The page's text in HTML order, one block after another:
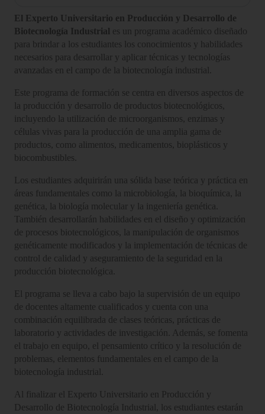
El Experto Universitario en Producción y Desarrollo de
Biotecnología Industrial es un programa académico diseñado
para brindar a los estudiantes los conocimientos y habilidades
necesarios para desarrollar y aplicar técnicas y tecnologías
avanzadas en el campo de la biotecnología industrial.
Este programa de formación se centra en diversos aspectos de
la producción y desarrollo de productos biotecnológicos,
incluyendo la utilización de microorganismos, enzimas y
células vivas para la producción de una amplia gama de
productos, como alimentos, medicamentos, bioplásticos y
biocombustibles.
Los estudiantes adquirirán una sólida base teórica y práctica en
áreas fundamentales como la microbiología, la bioquímica, la
genética, la biología molecular y la ingeniería genética.
También desarrollarán habilidades en el diseño y optimización
de procesos biotecnológicos, la manipulación de organismos
genéticamente modificados y la implementación de técnicas de
control de calidad y aseguramiento de la seguridad en la
producción biotecnológica.
El programa se lleva a cabo bajo la supervisión de un equipo
de docentes altamente cualificados y cuenta con una
combinación equilibrada de clases teóricas, prácticas de
laboratorio y actividades de investigación. Además, se fomenta
el trabajo en equipo, el pensamiento crítico y la resolución de
problemas, elementos fundamentales en el campo de la
biotecnología industrial.
Al finalizar el Experto Universitario en Producción y
Desarrollo de Biotecnología Industrial, los estudiantes estarán